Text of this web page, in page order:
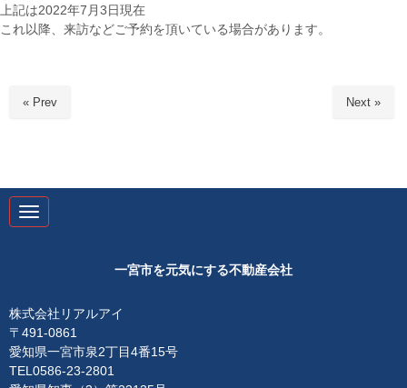
上記は2022年7月3日現在
これ以降、来訪などご予約を頂いている場合があります。
« Prev Next »
N
a
i
o
一宮市を元気にする不動産会社
株式会社リアルアイ
〒491-0861
愛知県一宮市泉2丁目4番15号
TEL0586-23-2801